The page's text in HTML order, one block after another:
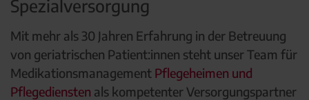
Spezialversorgung
Mit mehr als 30 Jahren Erfahrung in der Betreuung
von geriatrischen Patient:innen steht unser Team für
Medikationsmanagement Pflegeheimen und
Pflegediensten als kompetenter Versorgungspartner